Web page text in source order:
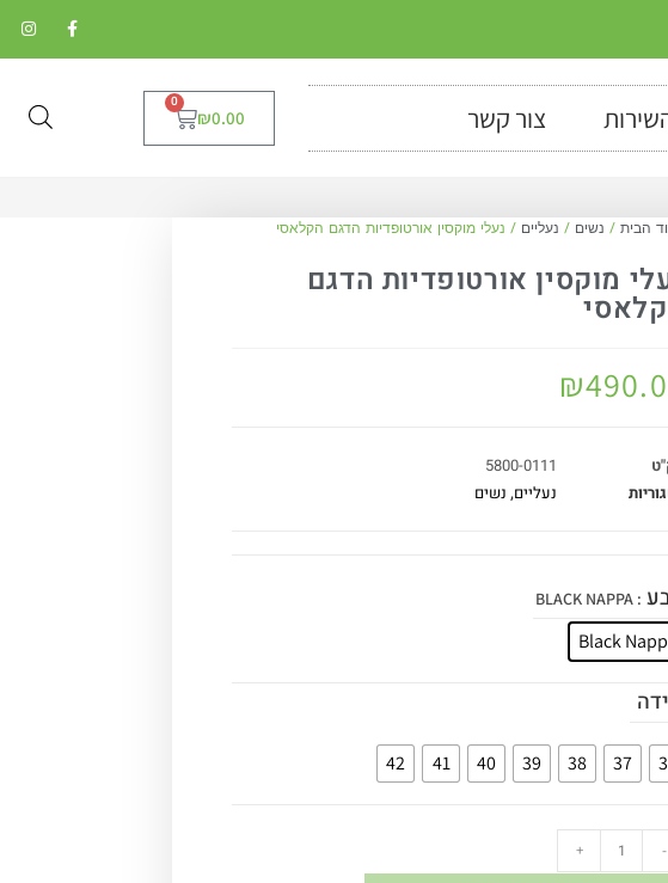
צור קשר ₪0.00
0
הבית / נשים / נעליים / נעלי מוקסין אורטופדיות הדגם הקלאסי
מוקסין אורטופדיות הדגם
₪
5800-0111
נעליים, נשים
: BLACK NAPPA
Black
37
38
39
40
41
42
-
+